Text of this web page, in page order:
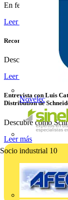
Novelec
Socio industrial 10
En febrero de 2026
Leer más
Reconexión
Descubre cómo las
Leer más
Entrevista con Luis
Distribution de
Descubre cómo
Leer más